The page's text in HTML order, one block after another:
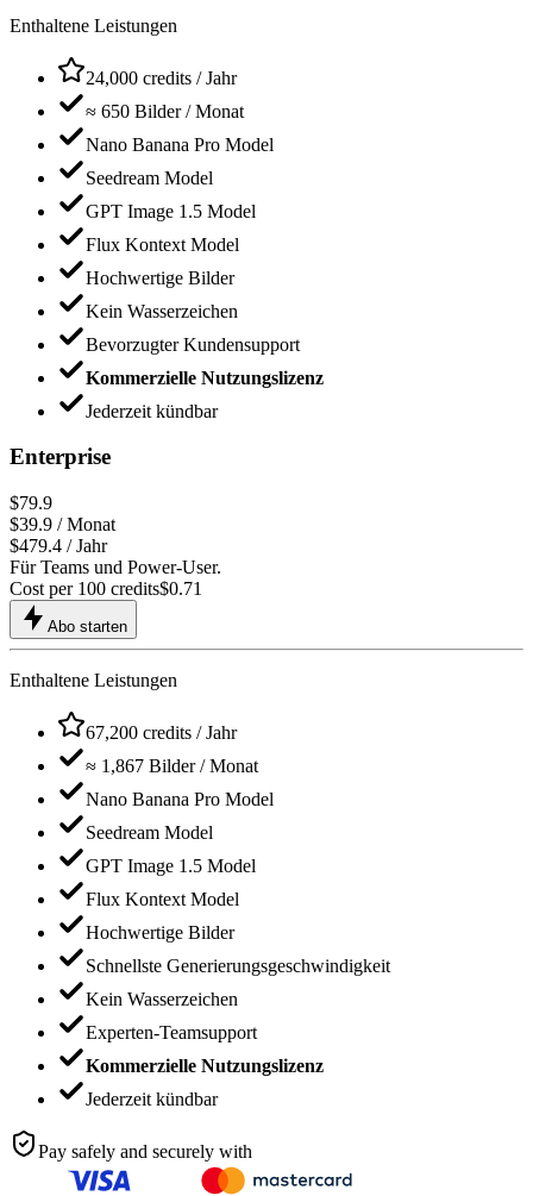
Enthaltene Leistungen
24,000 credits / Jahr
≈ 650 Bilder / Monat
Nano Banana Pro Model
Seedream Model
GPT Image 1.5 Model
Flux Kontext Model
Hochwertige Bilder
Kein Wasserzeichen
Bevorzugter Kundensupport
Kommerzielle Nutzungslizenz
Jederzeit kündbar
Enterprise
$79.9
$39.9 / Monat
$479.4 / Jahr
Für Teams und Power-User.
Cost per 100 credits$0.71
Abo starten
Enthaltene Leistungen
67,200 credits / Jahr
≈ 1,867 Bilder / Monat
Nano Banana Pro Model
Seedream Model
GPT Image 1.5 Model
Flux Kontext Model
Hochwertige Bilder
Schnellste Generierungsgeschwindigkeit
Kein Wasserzeichen
Experten-Teamsupport
Kommerzielle Nutzungslizenz
Jederzeit kündbar
Pay safely and securely with